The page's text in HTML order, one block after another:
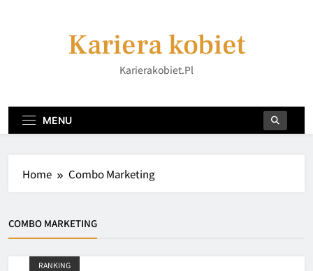
Kariera kobiet
Karierakobiet.pl
MENU
Home Combo Marketing
COMBO MARKETING
RANKING